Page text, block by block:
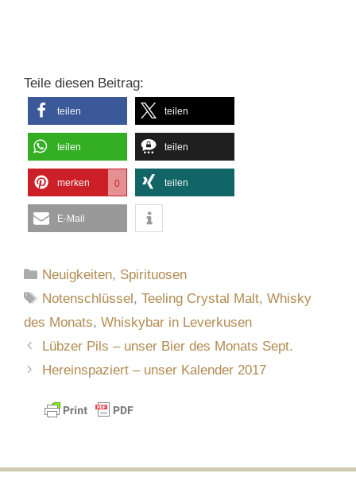
Teile diesen Beitrag:
teilen teilen
teilen teilen
merken 0 teilen
E-Mail
Kategorien
Neuigkeiten, Spirituosen
Schlagwörter
Notenschlüssel,Teeling Crystal Malt,Whisky
des Monats, Whiskybar in Leverkusen
Lübzer Pils – unser Bier des Monats Sept.
Hereinspaziert – unser Kalender 2017